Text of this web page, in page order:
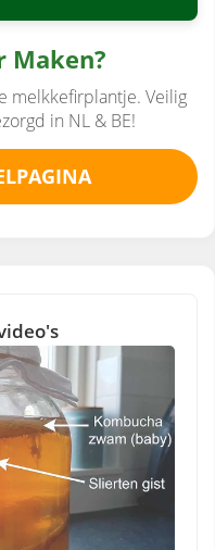
Maken?
melkkefirplantje. Veilig
in NL & BE!